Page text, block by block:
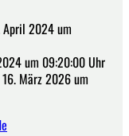
April 2024 um
um 09:20:00 Uhr
März 2026 um